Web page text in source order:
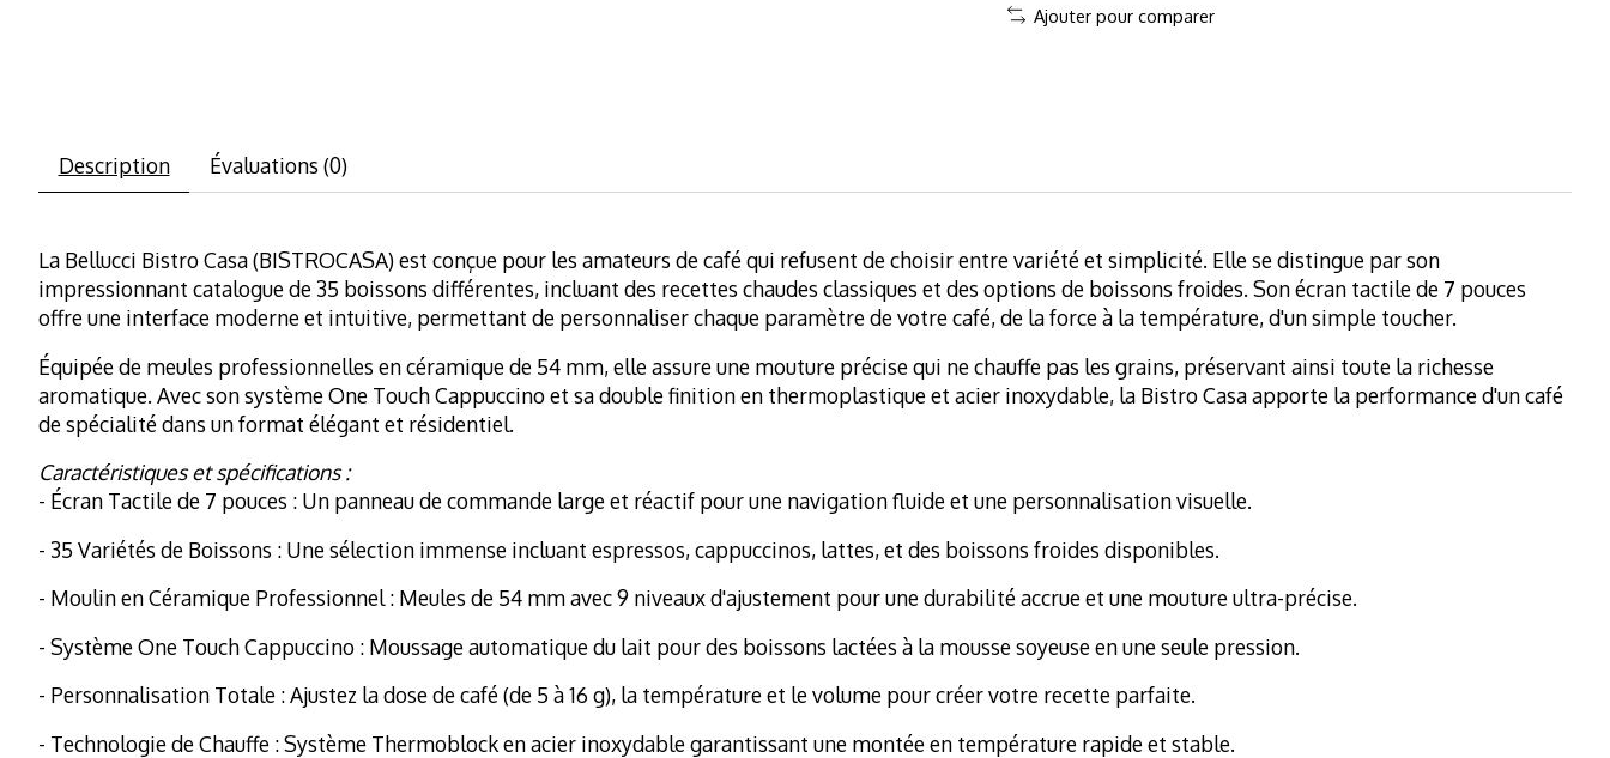
Ajouter pour comparer
Description Évaluations (0)
La Bellucci Bistro Casa (BISTROCASA) est conçue pour les amateurs de café qui refusent de choisir entre variété et simplicité. Elle se distingue par son
impressionnant catalogue de 35 boissons différentes, incluant des recettes chaudes classiques et des options de boissons froides. Son écran tactile de 7 pouces
offre une interface moderne et intuitive, permettant de personnaliser chaque paramètre de votre café, de la force à la température, d'un simple toucher.
Équipée de meules professionnelles en céramique de 54 mm, elle assure une mouture précise qui ne chauffe pas les grains, préservant ainsi toute la richesse
aromatique. Avec son système One Touch Cappuccino et sa double finition en thermoplastique et acier inoxydable, la Bistro Casa apporte la performance d'un café
de spécialité dans un format élégant et résidentiel.
Caractéristiques et spécifications :
- Écran Tactile de 7 pouces : Un panneau de commande large et réactif pour une navigation fluide et une personnalisation visuelle.
- 35 Variétés de Boissons : Une sélection immense incluant espressos, cappuccinos, lattes, et des boissons froides disponibles.
- Moulin en Céramique Professionnel : Meules de 54 mm avec 9 niveaux d'ajustement pour une durabilité accrue et une mouture ultra-précise.
- Système One Touch Cappuccino : Moussage automatique du lait pour des boissons lactées à la mousse soyeuse en une seule pression.
- Personnalisation Totale : Ajustez la dose de café (de 5 à 16 g), la température et le volume pour créer votre recette parfaite.
- Technologie de Chauffe : Système Thermoblock en acier inoxydable garantissant une montée en température rapide et stable.